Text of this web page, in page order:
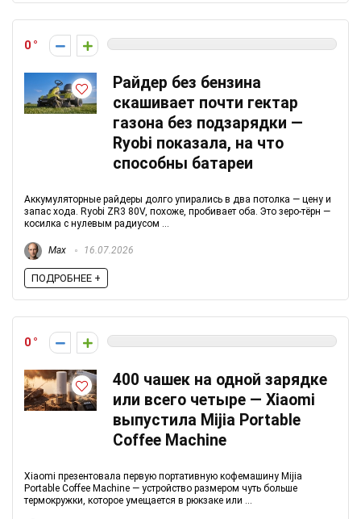
0
Райдер без бензина
скашивает почти гектар
газона без подзарядки —
Ryobi показала, на что
способны батареи
Аккумуляторные райдеры долго упирались в два потолка — цену и
запас хода. Ryobi ZR3 80V, похоже, пробивает оба. Это зеро-тёрн —
косилка с нулевым радиусом ...
Max 16.07.2026
ПОДРОБНЕЕ +
0
400 чашек на одной зарядке
или всего четыре — Xiaomi
выпустила Mijia Portable
Coffee Machine
Xiaomi презентовала первую портативную кофемашину Mijia
Portable Coffee Machine — устройство размером чуть больше
термокружки, которое умещается в рюкзаке или ...